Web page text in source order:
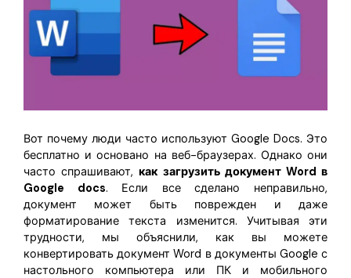
Фрилансер
Вот почему люди часто используют Google Docs. Это
бесплатно и основано на веб-браузерах. Однако они
часто спрашивают, как загрузить документ Word в
Google docs. Если все сделано неправильно,
документ может быть поврежден и даже
форматирование текста изменится. Учитывая эти
трудности, мы объяснили, как вы можете
конвертировать документ Word в документы Google с
настольного компьютера или ПК и мобильного